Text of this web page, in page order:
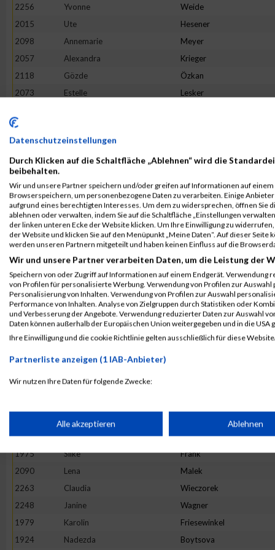
2256
Yvonne Weide
2015
Ute Hesener
2098
Annemarie Meyer
2057
Alexandra Krieger
2118
Gözde Özkan
2073
Estelle Lesker
2047
2019
Steffi
2277
Marta Millaruelo Boira
2006
Elke Hauff
2075
Kristina Lies
1928
Ann-Kathrin Bruckhaus
2170
Petra Schäfer
1986
Verena Goldbach
1926
Stefanie Braun
2000
Bianka Guthardt
2101
Hanna Mitze
2246
Andrea Wagner
2278
Huanhuan
Anne
1988
Judith Graells Llordés
1975
Silke Frank
2090
Lena Malek
2263
Claudia Wieczorek
2248
Janine Wagner
1979
Karolin Friesewinkel
1924
Nadezda Boytsova
Datenschutzeinstellungen
Durch Klicken auf die Schaltfläche „Ablehnen“ wird die
beibehalten.
Wir und unsere Partner speichern und/oder greifen auf Informationen auf einem
Browserspeichern, um personenbezogene Daten zu verarbeiten. Einige
aufgrund eines berechtigten Interesses. Um dem zu widersprechen, öffnen Sie
ablehnen oder verwalten, indem Sie auf die Schaltfläche „Einstellungen
der linken unteren Ecke der Website klicken. Um Ihre Einwilligung zu
der Website und klicken Sie auf den Menüpunkt „Meine Daten“. Auf dieser
werden unseren Partnern mitgeteilt und haben keinen Einfluss auf die
Wir und unsere Partner verarbeiten Daten, um die Leistung der
Speichern von oder Zugriff auf Informationen auf einem Endgerät. Verwendung
von Profilen für personalisierte Werbung. Verwendung von Profilen zur
Personalisierung von Inhalten. Verwendung von Profilen zur Auswahl
Performance von Inhalten. Analyse von Zielgruppen durch Statistiken oder
und Verbesserung der Angebote. Verwendung reduzierter Daten zur Auswahl
Daten können außerhalb der Europäischen Union weitergegeben und in die USA
Ihre Einwilligung und die cookie Richtlinie gelten ausschließlich für diese
Partnerliste anzeigen (1 IAB-Anbieter)
Wir nutzen Ihre Daten für folgende Zwecke:
Speichern von oder Zugriff auf Informationen auf einem
Verwendung reduzierter Daten zur Auswahl von Werbeanzeigen
Verwendung von Profilen zur Auswahl personalisierter Werbung
Alle akzeptieren Ablehnen